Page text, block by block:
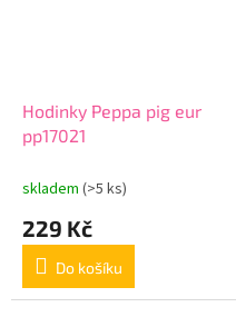
Hodinky Peppa pig eur
pp17021
skladem (>5 ks)
229 Kč
Do košíku